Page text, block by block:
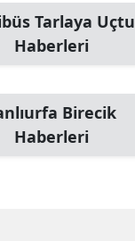
Kastamonu
Kayseri
Kırşehir
Kocaeli
Tarlaya Uçtu
Haberleri
Birecik
Haberleri